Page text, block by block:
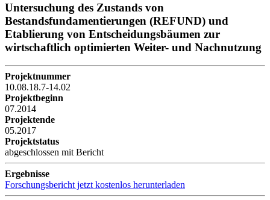
Untersuchung des Zustands von
Bestandsfundamentierungen (REFUND) und
Etablierung von Entscheidungsbäumen zur
wirtschaftlich optimierten Weiter- und Nachnutzung
Projektnummer
10.08.18.7-14.02
Projektbeginn
07.2014
Projektende
05.2017
Projektstatus
abgeschlossen mit Bericht
Ergebnisse
Forschungsbericht jetzt kostenlos herunterladen